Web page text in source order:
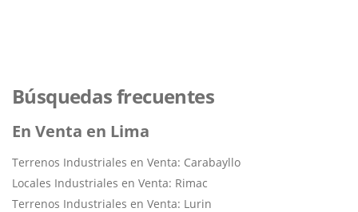
Búsquedas frecuentes
En Venta en Lima
Terrenos Industriales en Venta: Carabayllo
Locales Industriales en Venta: Rimac
Terrenos Industriales en Venta: Lurin